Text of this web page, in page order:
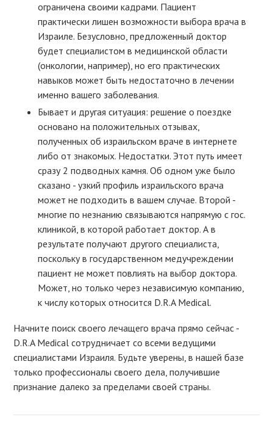
ограничена своими кадрами. Пациент
практически лишен возможности выбора врача в
Израиле. Безусловно, предложенный доктор
будет специалистом в медицинской области
(онкологии, например), но его практических
навыков может быть недостаточно в лечении
именно вашего заболевания.
Бывает и другая ситуация: решение о поездке
основано на положительных отзывах,
полученных об израильском враче в интернете
либо от знакомых. Недостатки. Этот путь имеет
сразу 2 подводных камня. Об одном уже было
сказано - узкий профиль израильского врача
может не подходить в вашем случае. Второй -
многие по незнанию связываются напрямую с гос.
клиникой, в которой работает доктор. А в
результате получают другого специалиста,
поскольку в государственном медучреждении
пациент не может повлиять на выбор доктора.
Может, но только через независимую компанию,
к числу которых относится D.R.A Medical.
Начните поиск своего лечащего врача прямо сейчас -
D.R.A Medical сотрудничает со всеми ведущими
специалистами Израиля. Будьте уверены, в нашей базе
только профессионалы своего дела, получившие
признание далеко за пределами своей страны.